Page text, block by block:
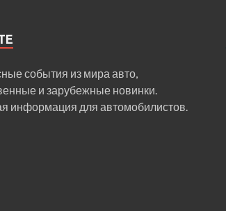
события из мира авто,
и зарубежные новинки.
информация для автомобилистов.